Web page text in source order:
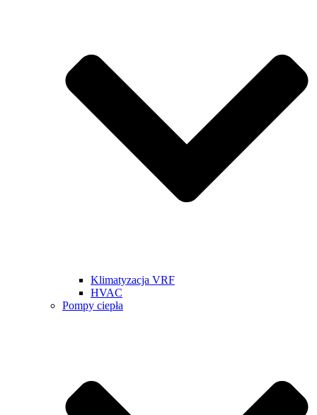
Klimatyzacja VRF
HVAC
Pompy ciepła